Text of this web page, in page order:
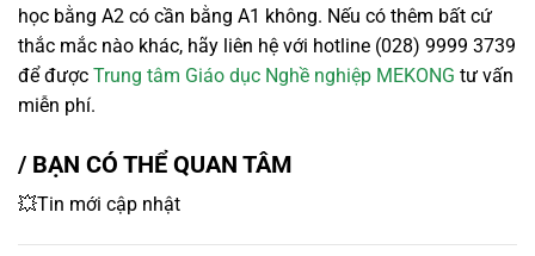
học bằng A2 có cần bằng A1 không. Nếu có thêm bất cứ
thắc mắc nào khác, hãy liên hệ với hotline (028) 9999 3739
để được Trung tâm Giáo dục Nghề nghiệp MEKONG tư vấn
miễn phí.
/ BẠN CÓ THỂ QUAN TÂM
💥Tin mới cập nhật